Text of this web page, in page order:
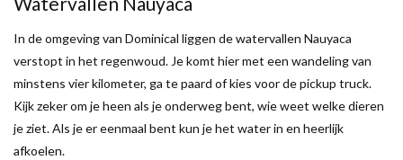
In de omgeving van Dominical liggen de watervallen Nauyaca
verstopt in het regenwoud. Je komt hier met een wandeling van
minstens vier kilometer, ga te paard of kies voor de pickup truck.
Kijk zeker om je heen als je onderweg bent, wie weet welke dieren
je ziet. Als je er eenmaal bent kun je het water in en heerlijk
afkoelen.